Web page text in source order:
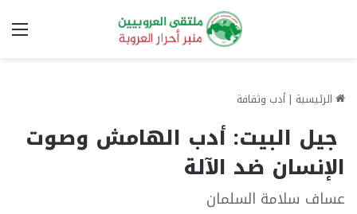
الرئيسية | أدب وثقافة
جيل البيت: أدب الهامش وصوت
الإنسان ضد الآلة
عساف سلامة السلمان